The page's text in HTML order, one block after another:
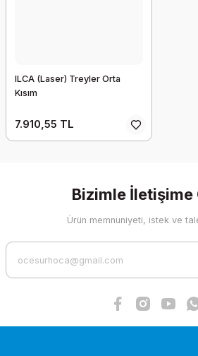
ILCA (Laser) Treyler Orta
Kısım
7.910,55 TL
Bizimle İletişime
Ürün memnuniyeti, istek ve